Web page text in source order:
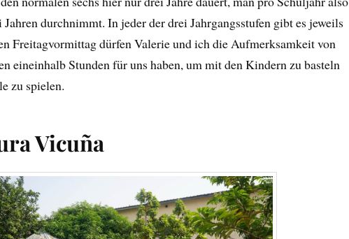
durchnimmt. In jeder der drei Jahrgangsstufen gibt es jeweils
Freitagvormittag dürfen Valerie und ich die Aufmerksamkeit von
eineinhalb Stunden für uns haben, um mit den Kindern zu basteln
zu spielen.
Vicuña